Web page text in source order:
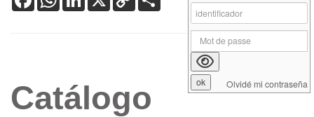
Link
Catálogo Olvidé mi contraseña